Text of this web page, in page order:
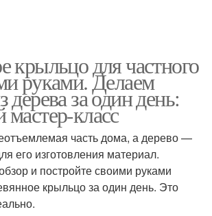
крыльцо для частного
руками. Делаем
за один день:
класс
часть дома, а дерево —
его изготовления материал.
и постройте своими руками
крыльцо за один день. Это